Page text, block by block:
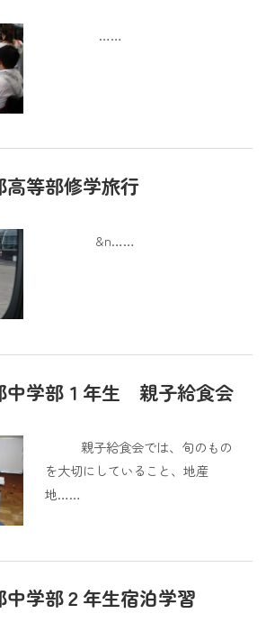
……
高等部修学旅行
&n……
中学部１年生 親子給食会
親子給食会では、旬のもの
を大切にしていること、地産
地……
学部２年生宿泊学習